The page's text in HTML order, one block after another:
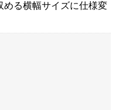
める横幅サイズに仕様変